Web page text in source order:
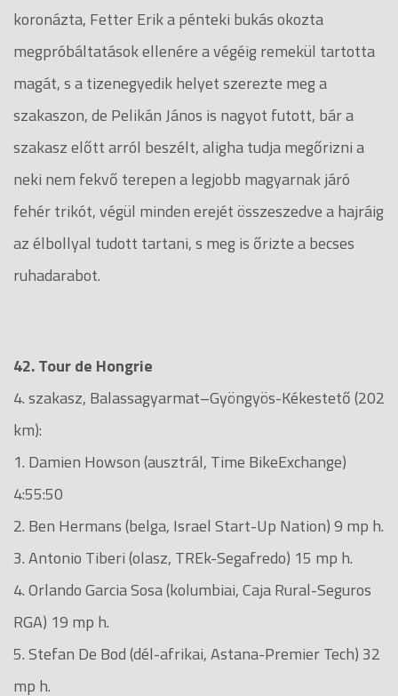
koronázta, Fetter Erik a pénteki bukás okozta
megpróbáltatások ellenére a végéig remekül tartotta
magát, s a tizenegyedik helyet szerezte meg a
szakaszon, de Pelikán János is nagyot futott, bár a
szakasz előtt arról beszélt, aligha tudja megőrizni a
neki nem fekvő terepen a legjobb magyarnak járó
fehér trikót, végül minden erejét összeszedve a hajráig
az élbollyal tudott tartani, s meg is őrizte a becses
ruhadarabot.
42. Tour de Hongrie
4. szakasz, Balassagyarmat–Gyöngyös-Kékestető (202
km):
1. Damien Howson (ausztrál, Time BikeExchange)
4:55:50
2. Ben Hermans (belga, Israel Start-Up Nation) 9 mp h.
3. Antonio Tiberi (olasz, TREk-Segafredo) 15 mp h.
4. Orlando Garcia Sosa (kolumbiai, Caja Rural-Seguros
RGA) 19 mp h.
5. Stefan De Bod (dél-afrikai, Astana-Premier Tech) 32
mp h.